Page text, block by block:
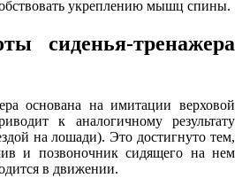
укреплению мышц спины.
сиденья-тренажера
основана на имитации верховой
к аналогичному результату
на лошади). Это достигнуто тем,
и позвоночник сидящего на нем
в движении.